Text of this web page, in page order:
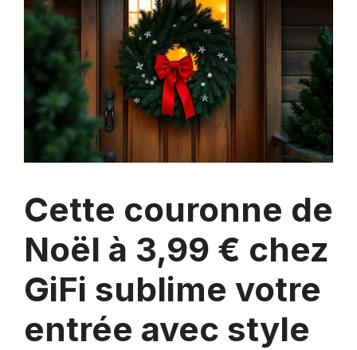
Cette couronne de
Noël à 3,99 € chez
GiFi sublime votre
entrée avec style